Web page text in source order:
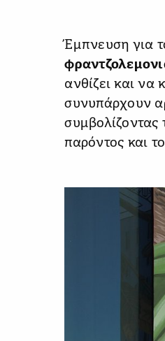
Έμπνευση για
ανθίζει και να
συνυπάρχουν
παρόντος και